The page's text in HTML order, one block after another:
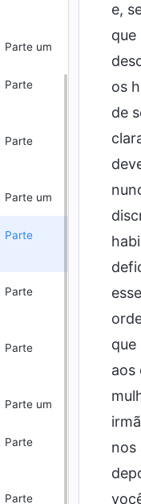
Parte um
Parte
Parte
Parte um
Parte
Parte
Parte
Parte um
Parte
Parte
e,
que
os
de
que
aos
nos